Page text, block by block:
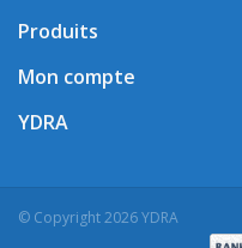
Produits
Mon compte
YDRA
© Copyright 2026 YDRA